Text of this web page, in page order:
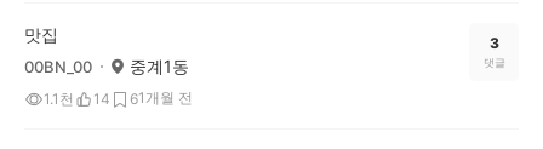
맛집
00BN_00 중계1동
1.1천 14 61개월 전
3
댓글